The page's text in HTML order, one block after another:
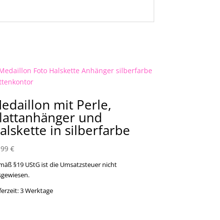
mit Perle,
und
in silberfarbe
€
§19 UStG ist die Umsatzsteuer nicht
3 Werktage